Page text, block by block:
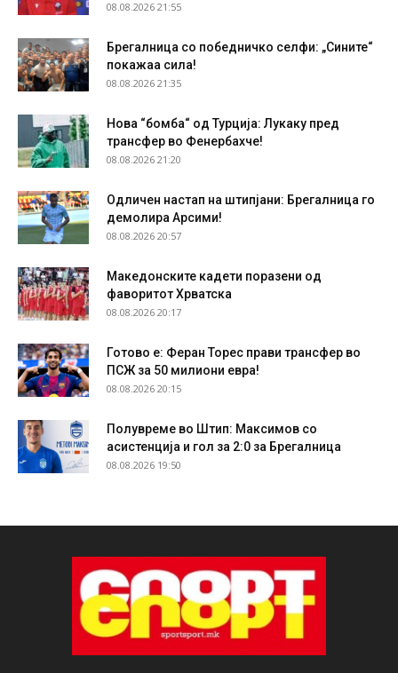
08.08.2026 21:55
Брегалница со победничко селфи: „Сините“
покажаа сила!
08.08.2026 21:35
Нова “бомба“ од Турција: Лукаку пред
трансфер во Фенербахче!
08.08.2026 21:20
Одличен настап на штипјани: Брегалница го
демолира Арсими!
08.08.2026 20:57
Македонските кадети поразени од
фаворитот Хрватска
08.08.2026 20:17
Готово е: Феран Торес прави трансфер во
ПСЖ за 50 милиони евра!
08.08.2026 20:15
Полувреме во Штип: Максимов со
асистенција и гол за 2:0 за Брегалница
08.08.2026 19:50